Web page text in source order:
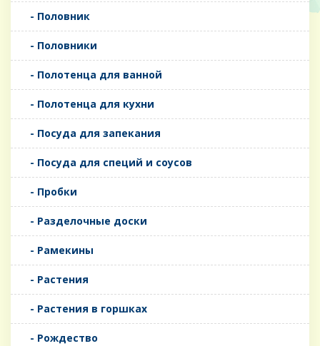
- Половник
- Половники
- Полотенца для ванной
- Полотенца для кухни
- Посуда для запекания
- Посуда для специй и соусов
- Пробки
- Разделочные доски
- Рамекины
- Растения
- Растения в горшках
- Рождество